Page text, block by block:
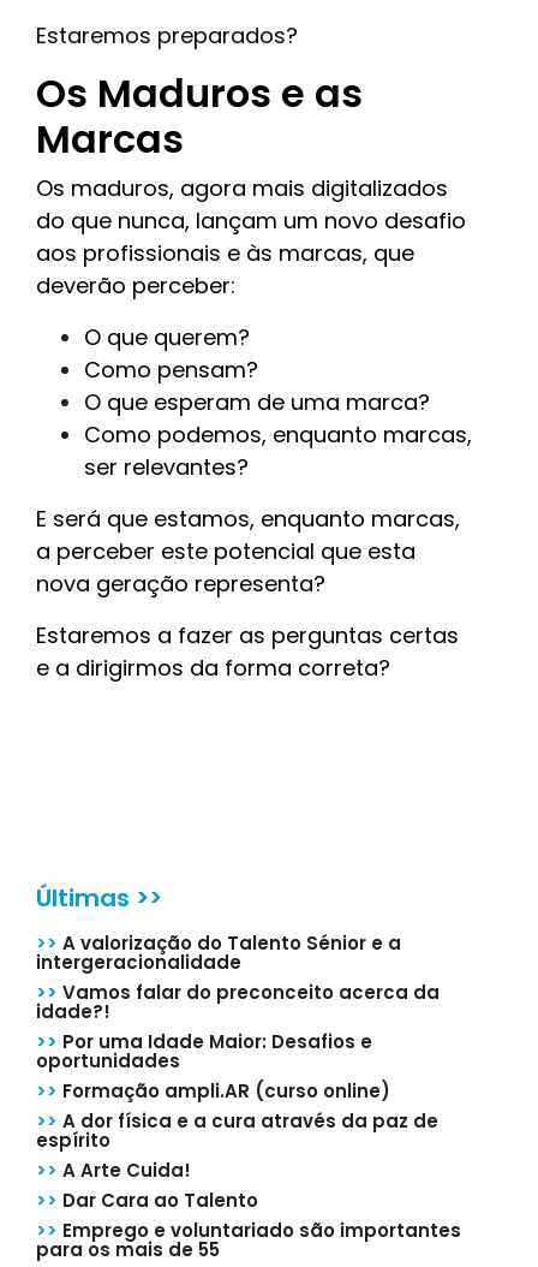
Estaremos preparados?
Os Maduros e as
Marcas
Os maduros, agora mais digitalizados
do que nunca, lançam um novo desafio
aos profissionais e às marcas, que
deverão perceber:
O que querem?
Como pensam?
O que esperam de uma marca?
Como podemos, enquanto marcas,
ser relevantes?
E será que estamos, enquanto marcas,
a perceber este potencial que esta
nova geração representa?
Estaremos a fazer as perguntas certas
e a dirigirmos da forma correta?
Últimas >>
>> A valorização do Talento Sénior e a
intergeracionalidade
>> Vamos falar do preconceito acerca da
idade?!
>> Por uma Idade Maior: Desafios e
oportunidades
>> Formação ampli.AR (curso online)
>> A dor física e a cura através da paz de
espírito
>> A Arte Cuida!
>> Dar Cara ao Talento
>> Emprego e voluntariado são importantes
para os mais de 55